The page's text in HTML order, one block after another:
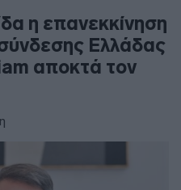
η επανεκκίνηση
Ελλάδας
αποκτά τον